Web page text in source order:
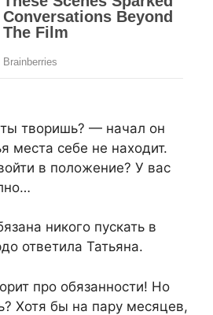
творишь? — начал он
места себе не находит.
в положение? У вас
никого пускать в
ответила Татьяна.
про обязанности! Но
Хотя бы на пару месяцев,